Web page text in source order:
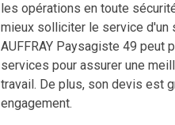
les opérations en toute
mieux solliciter le service d'un
AUFFRAY Paysagiste 49 peut
services pour assurer une
travail. De plus, son devis est
engagement.